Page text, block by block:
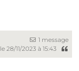
1 message
le 28/11/2023 à 15:43